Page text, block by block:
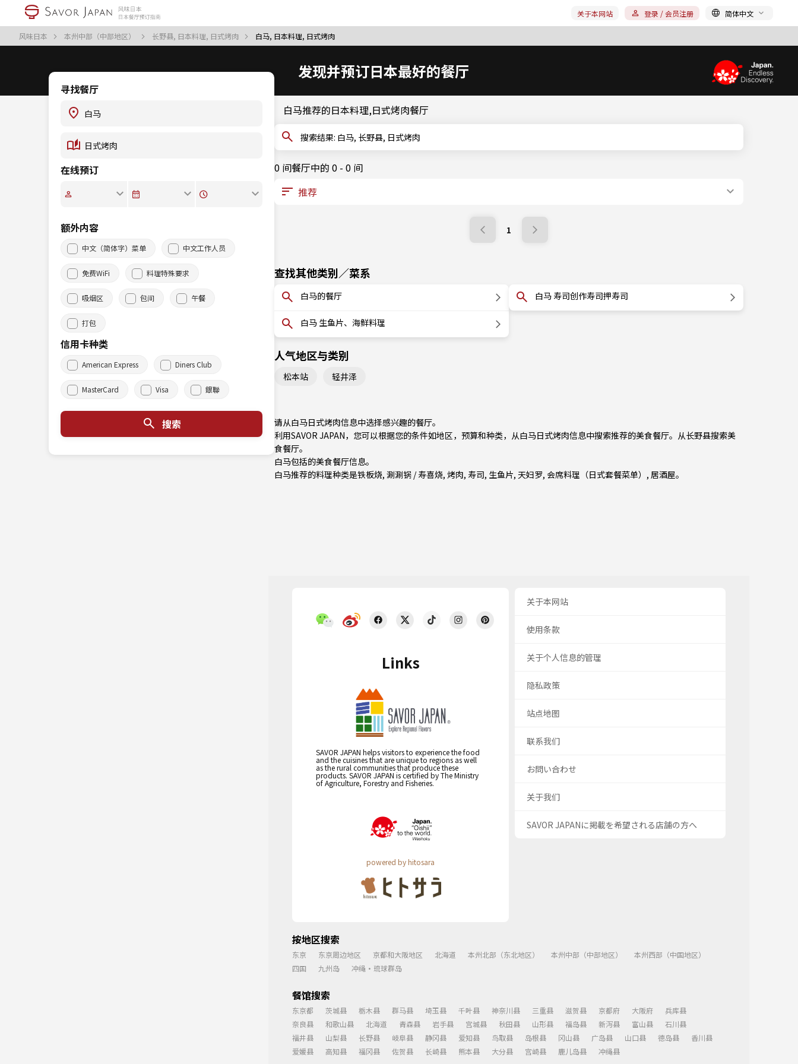
风味日本 本州中部（中部地区） 长野县, 日本料理, 日式烤肉 白马, 日本料理, 日式烤肉
关于本网站 登录 / 会员注册 简体中文
发现并预订日本最好的餐厅
寻找餐厅
在线预订
额外内容
中文（简体字）菜单 中文工作人员
免费WiFi 料理特殊要求
吸烟区 包间 午餐
打包
信用卡种类
American Express Diners Club
MasterCard Visa 銀聯
搜索
白马推荐的日本料理,日式烤肉餐厅
搜索结果: 白马, 长野县, 日式烤肉
0 间餐厅中的 0 - 0 间
1
查找其他类别／菜系
白马的餐厅
白马 生鱼片、海鲜料理
白马 寿司创作寿司押寿司
人气地区与类别
松本站 轻井泽
请从白马日式烤肉信息中选择感兴趣的餐厅。
利用SAVOR JAPAN，您可以根据您的条件如地区，预算和种类，从白马日式烤肉信息中搜索推荐的美食餐厅。从长野县搜索美
食餐厅。
白马包括的美食餐厅信息。
白马推荐的料理种类是铁板烧, 涮涮锅 / 寿喜烧, 烤肉, 寿司, 生鱼片, 天妇罗, 会席料理（日式套餐菜单） , 居酒屋。
Links
SAVOR JAPAN helps visitors to experience the food
and the cuisines that are unique to regions as well
as the rural communities that produce these
products. SAVOR JAPAN is certified by The Ministry
of Agriculture, Forestry and Fisheries.
powered by hitosara
关于本网站
使用条款
关于个人信息的管理
隐私政策
站点地图
联系我们
お問い合わせ
关于我们
SAVOR JAPANに掲載を希望される店舗の方へ
按地区搜索
东京 东京周边地区 京都和大阪地区 北海道 本州北部（东北地区） 本州中部（中部地区）
本州西部（中国地区）
四国
九州岛 冲绳・琉球群岛
餐馆搜索
东京都 茨城县 栃木县 群马县 埼玉县 千叶县 神奈川县 三重县 滋贺县 京都府 大阪府
兵库县
奈良县
和歌山县 北海道 青森县 岩手县 宫城县 秋田县 山形县 福岛县 新泻县 富山县
石川县
福井县
山梨县 长野县 岐阜县 静冈县 爱知县 鸟取县 岛根县 冈山县 广岛县 山口县 德岛县
香川县
爱媛县
高知县 福冈县 佐贺县 长崎县 熊本县 大分县 宫崎县 鹿儿岛县 冲绳县